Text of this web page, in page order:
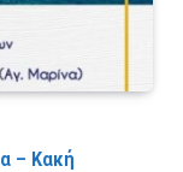
– Κακή